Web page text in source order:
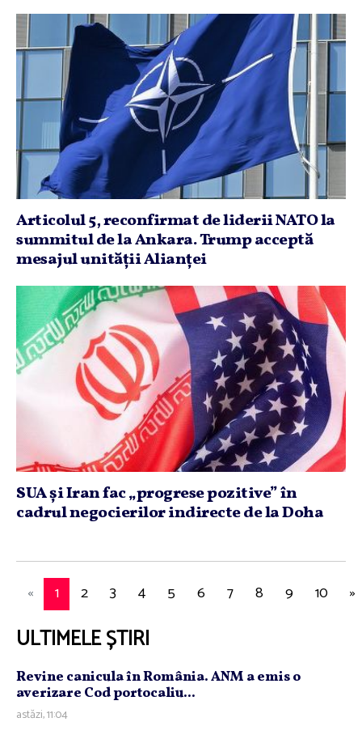
Articolul 5, reconfirmat de liderii NATO la
summitul de la Ankara. Trump acceptă
mesajul unităţii Alianţei
SUA şi Iran fac „progrese pozitive” în
cadrul negocierilor indirecte de la Doha
« 1 2 3 4 5 6 7 8 9 10 »
ULTIMELE ȘTIRI
Revine canicula în România. ANM a emis o
averizare Cod portocaliu...
astăzi, 11:04